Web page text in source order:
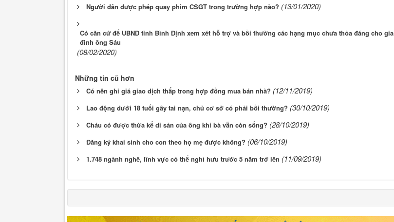
Người dân được phép quay phim CSGT trong trường hợp nào? (13/01/2020)
Có căn cứ để UBND tỉnh Bình Định xem xét hỗ trợ và bồi thường các hạng mục chưa thỏa đáng cho gia
đình ông Sáu
(08/02/2020)
Những tin cũ hơn
Có nên ghi giá giao dịch thấp trong hợp đồng mua bán nhà? (12/11/2019)
Lao động dưới 18 tuổi gây tai nạn, chủ cơ sở có phải bồi thường? (30/10/2019)
Cháu có được thừa kế di sản của ông khi bà vẫn còn sống? (28/10/2019)
Đăng ký khai sinh cho con theo họ mẹ được không? (06/10/2019)
1.748 ngành nghề, lĩnh vực có thể nghỉ hưu trước 5 năm trở lên (11/09/2019)